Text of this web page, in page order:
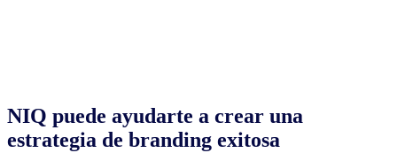
NIQ puede ayudarte a crear una
estrategia de branding exitosa